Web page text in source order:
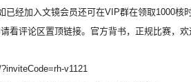
已经加入文镜会员还可在VIP群在领取1000
看评论区置顶链接。官方背书，正规比赛，欢
v1121